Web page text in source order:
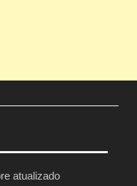
atualizado